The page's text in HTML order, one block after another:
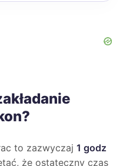
to zazwyczaj 1 godz
że ostateczny czas